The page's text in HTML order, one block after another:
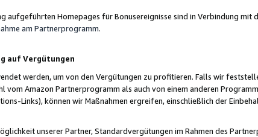
aufgeführten Homepages für Bonusereignisse sind in Verbindung mit
am Partnerprogramm.
auf Vergütungen
werden, um von den Vergütungen zu profitieren. Falls wir
vom Amazon Partnerprogramm als auch von einem anderen
Links), können wir Maßnahmen ergreifen, einschließlich der
unserer Partner, Standardvergütungen im Rahmen des